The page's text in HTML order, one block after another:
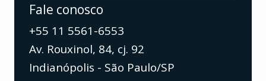
Fale conosco
+55 11 5561-6553
Av. Rouxinol, 84, cj. 92
Indianópolis - São Paulo/SP